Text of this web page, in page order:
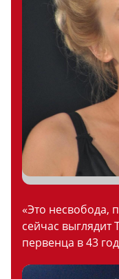
«Это несвобода,
сейчас выглядит
первенца в 43